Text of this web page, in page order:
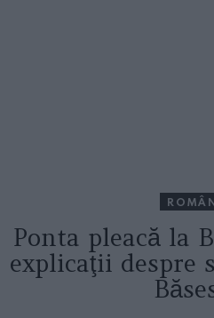
Ponta pleacă la
explicaţii despre